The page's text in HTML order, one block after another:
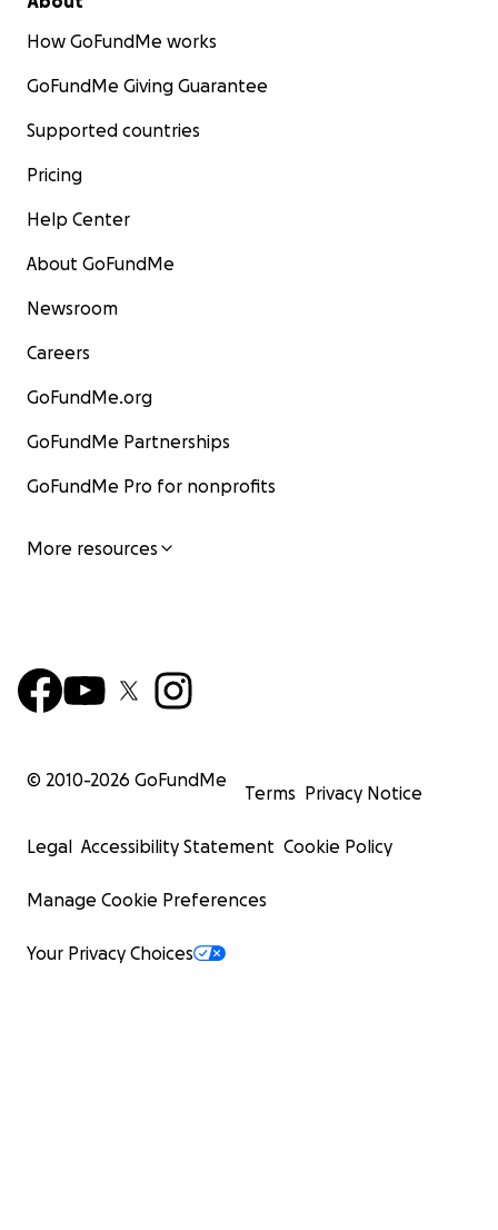
How GoFundMe works
GoFundMe Giving Guarantee
Supported countries
Pricing
Help Center
About GoFundMe
Newsroom
Careers
GoFundMe.org
GoFundMe Partnerships
GoFundMe Pro for nonprofits
More resources
© 2010-2026 GoFundMe
Terms Privacy Notice
Legal Accessibility Statement Cookie Policy
Manage Cookie Preferences
Your Privacy Choices